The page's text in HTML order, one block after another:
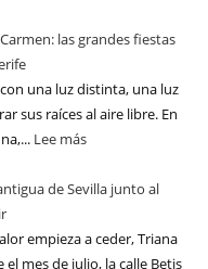
las grandes fiestas
una luz distinta, una luz
sus raíces al aire libre. En
Lee más
de Sevilla junto al
empieza a ceder, Triana
mes de julio, la calle Betis